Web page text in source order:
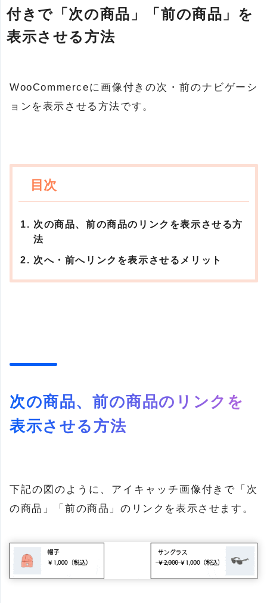
付きで「次の商品」「前の商品」を
表示させる方法
WooCommerceに画像付きの次・前のナビゲーシ
ョンを表示させる方法です。
次の商品、前の商品のリンクを表示させる方
法
次へ・前へリンクを表示させるメリット
次の商品、前の商品のリンクを
表示させる方法
下記の図のように、アイキャッチ画像付きで「次
の商品」「前の商品」のリンクを表示させます。